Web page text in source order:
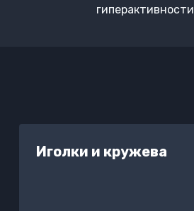
гиперактивности
Иголки и кружева